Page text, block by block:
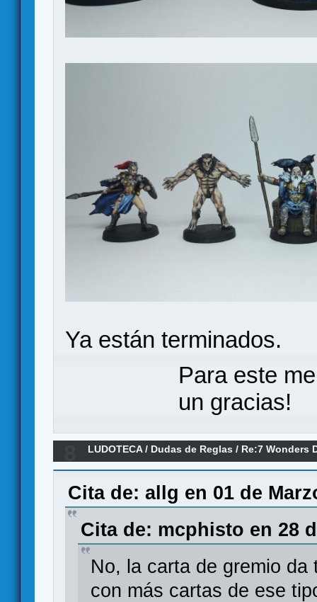
Ya están terminados.
Para este
un gracias!
LUDOTECA/ Dudas de Reglas / Re:7 Wonders
Cita de: allg en 01 de
Cita de: mcphisto en 28
No, la carta de gremio
con más cartas de ese